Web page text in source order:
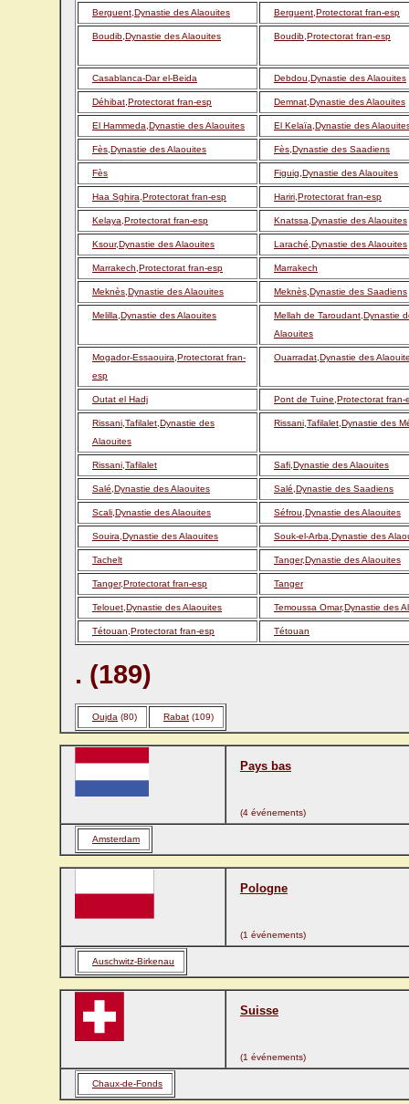
Berguent,Dynastie des Alaouites Berguent,Protectorat fran-esp
Boudib,Dynastie des Alaouites Boudib,Protectorat fran-esp
Casablanca-Dar el-Beida Debdou,Dynastie des Alaouites
Déhibat,Protectorat fran-esp Demnat,Dynastie des Alaouites
El Hammeda,Dynastie des Alaouites El Kelaïa,Dynastie des
Fès,Dynastie des Alaouites Fès,Dynastie des Saadiens
Fès Figuig,Dynastie des Alaouites
Haa Sghira,Protectorat fran-esp Hariri,Protectorat fran-esp
Kelaya,Protectorat fran-esp Knatssa,Dynastie des Alaouites
Ksour,Dynastie des Alaouites Laraché,Dynastie des Alaouites
Marrakech,Protectorat fran-esp Marrakech
Meknès,Dynastie des Alaouites Meknès,Dynastie des Saadiens
Melilla,Dynastie des Alaouites
Mellah de Taroudant,Dynastie
Alaouites
Mogador-Essaouira,Protectorat fran-
esp
Ouarradat,Dynastie des
Outat el Hadj Pont de Tuine,Protectorat fran-
Rissani,Tafilalet,Dynastie des
Alaouites
Rissani,Tafilalet,Dynastie des
Rissani,Tafilalet Safi,Dynastie des Alaouites
Salé,Dynastie des Alaouites Salé,Dynastie des Saadiens
Scali,Dynastie des Alaouites Séfrou,Dynastie des Alaouites
Souira,Dynastie des Alaouites Souk-el-Arba,Dynastie des
Tachelt Tanger,Dynastie des Alaouites
Tanger,Protectorat fran-esp Tanger
Telouet,Dynastie des Alaouites Temoussa Omar,Dynastie des
Tétouan,Protectorat fran-esp Tétouan
. (189)
Oujda (80) Rabat (109)
Pays bas
(4 événements)
Amsterdam
Pologne
(1 événements)
Auschwitz-Birkenau
Suisse
(1 événements)
Chaux-de-Fonds